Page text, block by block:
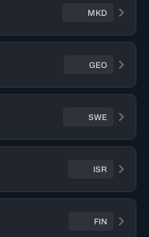
MKD
GEO
SWE
ISR
FIN